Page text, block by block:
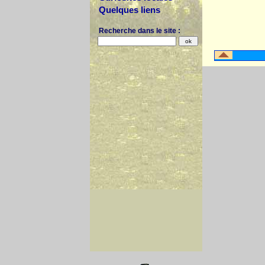
Quelques liens
Recherche dans le site :